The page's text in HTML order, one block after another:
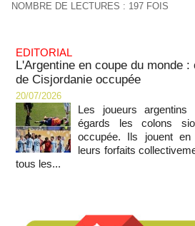
NOMBRE DE LECTURES : 197 FOIS
EDITORIAL
L'Argentine en coupe du monde
de Cisjordanie occupée
20/07/2026
Les joueurs
égards les colons
occupée. Ils jouent
leurs forfaits
tous les...